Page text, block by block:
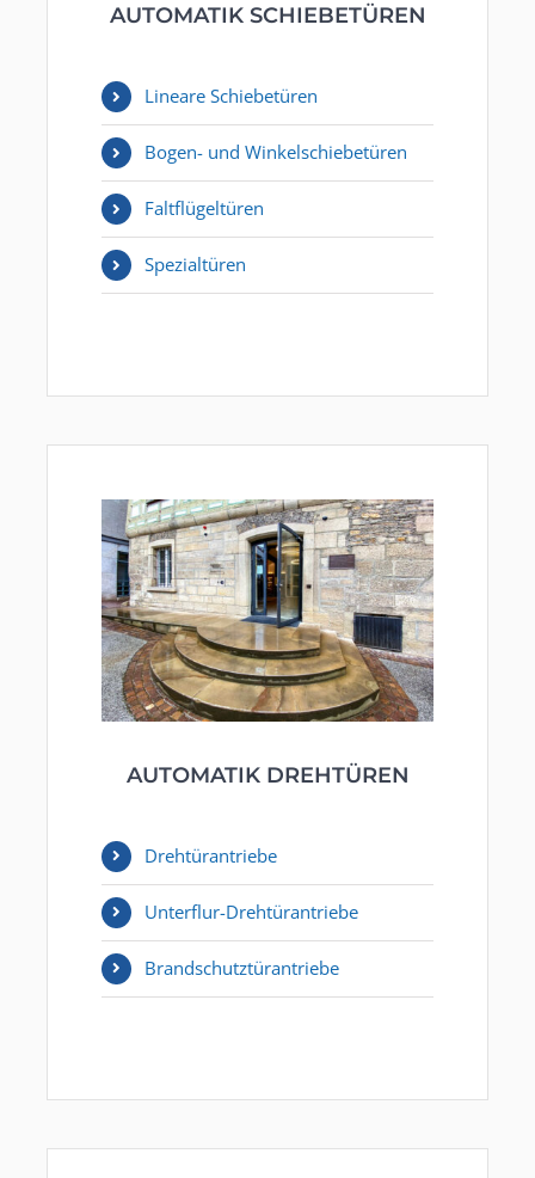
AUTOMATIK SCHIEBETÜREN
Lineare Schiebetüren
Bogen- und Winkelschiebetüren
Faltflügeltüren
Spezialtüren
AUTOMATIK DREHTÜREN
Drehtürantriebe
Unterflur-Drehtürantriebe
Brandschutztürantriebe